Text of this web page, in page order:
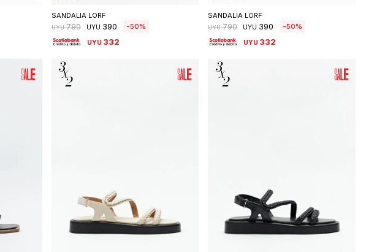
SANDALIA LORF
UYU 790 UYU 390 50
UYU 332
SANDALIA LORF
UYU 790 UYU 390 50
UYU 332